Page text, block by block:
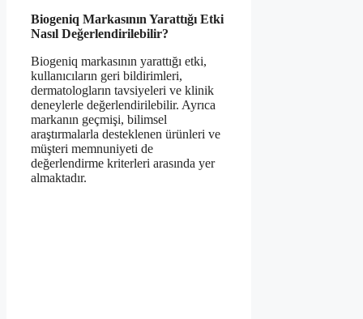
Biogeniq Markasının Yarattığı Etki
Nasıl Değerlendirilebilir?
Biogeniq markasının yarattığı etki,
kullanıcıların geri bildirimleri,
dermatologların tavsiyeleri ve klinik
deneylerle değerlendirilebilir. Ayrıca
markanın geçmişi, bilimsel
araştırmalarla desteklenen ürünleri ve
müşteri memnuniyeti de
değerlendirme kriterleri arasında yer
almaktadır.